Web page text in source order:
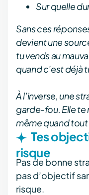
Sur quelle
Sans ces
devient une
tu vends au
quand c’est déjà
À l’inverse, une
garde-fou. Elle te
même quand tout
Tes
risque
Pas de bonne
pas d’objectif
risque.